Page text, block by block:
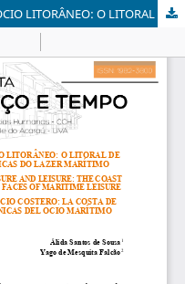
METROPOLIZAÇÃO DO PRAZER E ÓCIO LITORÂNEO: O LITORAL DE ARACATI-CE E AS FACES ANTAGÔNICAS DO LAZER MARÍTIMO